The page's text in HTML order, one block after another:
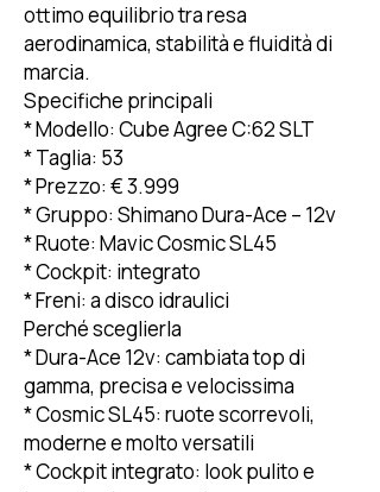
ottimo equilibrio tra resa
aerodinamica, stabilità e fluidità di
marcia.
Specifiche principali
* Modello: Cube Agree C:62 SLT
* Taglia: 53
* Prezzo: € 3.999
* Gruppo: Shimano Dura-Ace – 12v
* Ruote: Mavic Cosmic SL45
* Cockpit: integrato
* Freni: a disco idraulici
Perché sceglierla
* Dura-Ace 12v: cambiata top di
gamma, precisa e velocissima
* Cosmic SL45: ruote scorrevoli,
moderne e molto versatili
* Cockpit integrato: look pulito e